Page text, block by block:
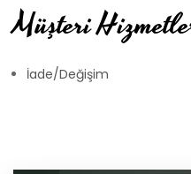
Müşteri
İade/Değişim